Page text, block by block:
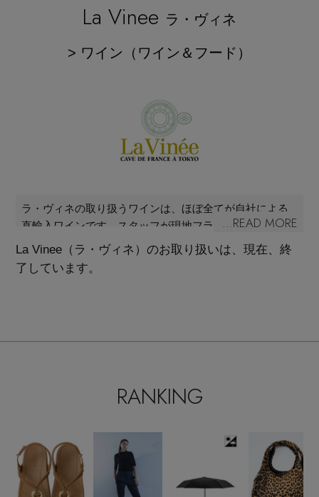
【予約】新作ウェアをチェック
【サンダル】ビーサンの季節！
【リネン】涼しい夏素材
【CFCL】注目のPOP-UP
アイテム一覧
すべてのウェア
シューズ
はじめてご利用の方
最新トレンドや限定アイテム、セール情報を
ご登録はこちら
SUPPORT
お知らせ
La Vinee ラ・ヴィネ
> ワイン（ワイン＆フード）
...READ MORE
ラ・ヴィネの取り扱うワインは、ほぼ全てが自社による
直輸入ワインです。スタッフが現地フランスに毎年買い
付けに赴き、直接生産者とコンタクトを取って輸入・販
売を行っています。知識、経験共に豊富なソムリエが皆
様のワイン選びのお手伝いを致します。
La Vinee（ラ・ヴィネ）のお取り扱いは、現在、終
了しています。
RANKING